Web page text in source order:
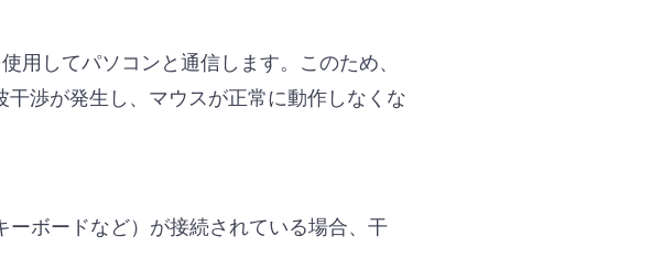
用してパソコンと通信します。このため、
渉が発生し、マウスが正常に動作しなくな
ボードなど）が接続されている場合、干